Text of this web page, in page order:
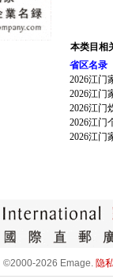
本类目相
省区名录
2026江门
2026江门
2026江门
2026江门
2026江门
©2000-2026 Emage. 隐